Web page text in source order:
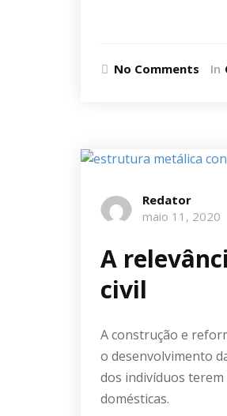
No Comments In
Redator
maio 11, 2020
A
civil
A construção e
o desenvolvimento
dos indivíduos
domésticas.